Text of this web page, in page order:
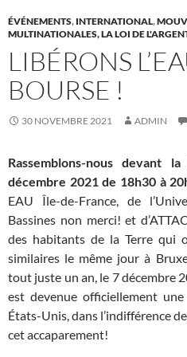
ÉVÉNEMENTS, INTERNATIONAL,
MULTINATIONALES, LA LOI DE
LIBÉRONS
BOURSE !
30 NOVEMBRE 2021 ADMIN
Rassemblons-nous devant
décembre 2021 de 18h30 à
EAU Île-de-France, de
Bassines non merci! et
des habitants de la Terre qui
similaires le même jour à
tout juste un an, le 7 décembre
est devenue officiellement
États-Unis, dans l’indifférence
cet accaparement!